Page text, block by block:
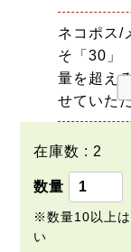
ネコポス/
そ「30」
量を超え
せていた
在庫数 2